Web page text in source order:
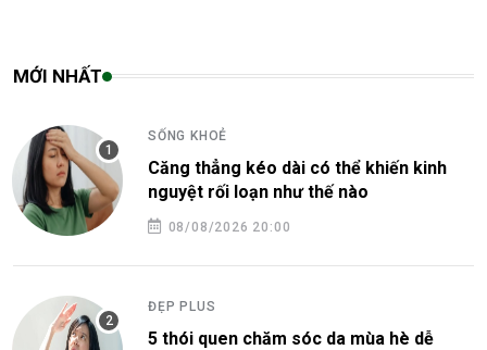
MỚI NHẤT
SỐNG KHOẺ
Căng thẳng kéo dài có thể khiến kinh
nguyệt rối loạn như thế nào
08/08/2026 20:00
ĐẸP PLUS
5 thói quen chăm sóc da mùa hè dễ